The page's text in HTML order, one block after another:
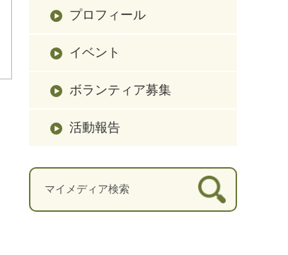
プロフィール
イベント
ボランティア募集
活動報告